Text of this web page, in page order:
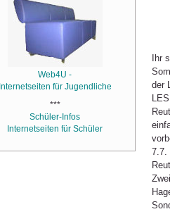
Ihr
der
7.7.
Web4U -
Internetseiten für Jugendliche
***
Schüler-Infos
Internetseiten für Schüler